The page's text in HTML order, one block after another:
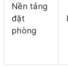
Nền tảng
đặt
phòng